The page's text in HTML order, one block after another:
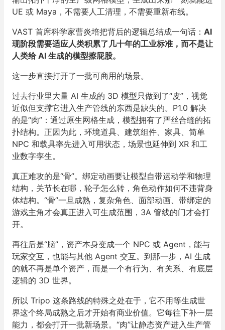
UE 或 Maya，不需要人工清理，不需要重新布线。
VAST 首席科学家曹炎培把背后的逻辑总结成一句话： AI
现阶段需要适应人类积累了几十年的工业标准，而不是让
人类给 AI 生成的模型擦屁股。
这一步直接打开了一批可商用的场景。
过去行业里大量 AI 生成的 3D 模型只做到了“皮”，视觉
近似但支撑它进入生产管线的东西是缺失的。P1.0 解决
的是“肉”：通过原生网格生成，模型拥有了严丝合缝的拓
扑结构。正因为此，环境道具、建筑组件、家具、简单
NPC 和载具率先进入可用状态，场景也延伸到 XR 和工
业数字孪生。
真正难攻的是“骨”。绑定动画要让模型自带运动学和物理
结构，关节长在哪，轮子怎么转，角色动作如何不违背身
体结构。“骨”一旦成熟，复杂角色、面部动画、带绑定的
游戏主角才会真正进入可生成范围，3A 管线的门才会打
开。
再往后是“脑”，资产本身变成一个 NPC 或 Agent，能与
玩家交互，也能与其他 Agent 交互。到那一步，AI 生成
的就不再是单个资产，而是一个有行为、有关系、有底层
逻辑的 3D 世界。
所以 Tripo 这条路线的特殊之处在于，它不用等生成世
界这个终局成熟之后才开始有商业价值。它每往下补一层
能力，都会打开一批新场景。“肉”让静态资产进入生产管